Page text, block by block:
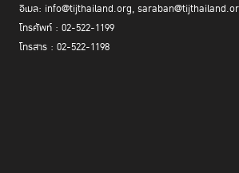
อีเมล: info@tijthailand.org,
โทรศัพท์ : 02-522-1199
โทรสาร : 02-522-1198